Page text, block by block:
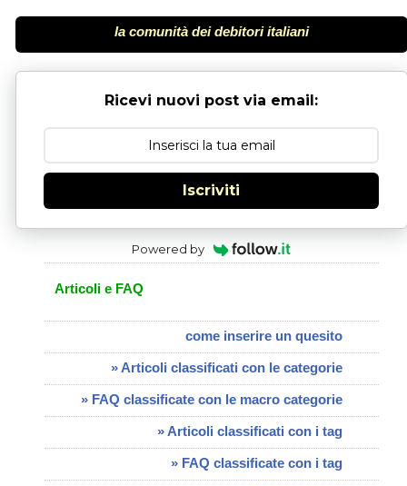
la comunità dei debitori italiani
Ricevi nuovi post via email:
Iscriviti
Powered by
Articoli e FAQ
come inserire un quesito
» Articoli classificati con le categorie
» FAQ classificate con le macro categorie
» Articoli classificati con i tag
» FAQ classificate con i tag